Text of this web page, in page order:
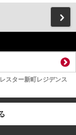
スター新町レジデンス